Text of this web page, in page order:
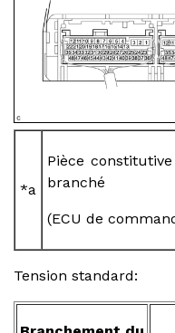
*a
Pièce
branché
(ECU de
Tension standard: